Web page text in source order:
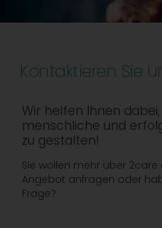
Kontaktieren Sie
Wir helfen Ihnen
menschliche und
zu gestalten!
Sie wollen mehr über 2care
Angebot anfragen oder
Frage?